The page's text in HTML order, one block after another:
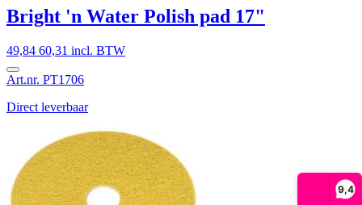
9,4
Bright 'n Water Polish pad 17"
49,84 60,31 incl. BTW
Art.nr. PT1706
Direct leverbaar